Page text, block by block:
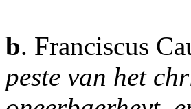
b. Franciscus
peste van het